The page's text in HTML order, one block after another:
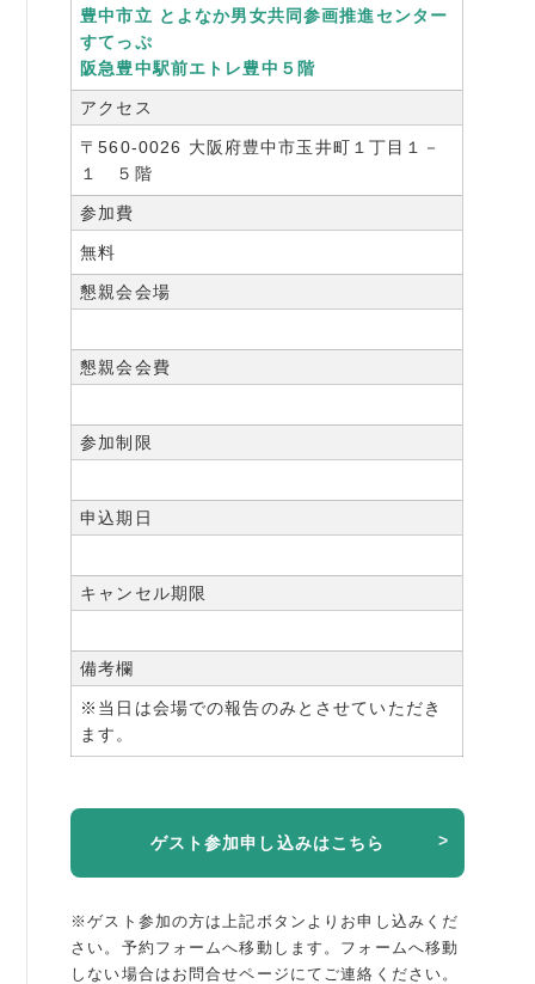
豊中市立 とよなか男女共同参画推進センター
すてっぷ
阪急豊中駅前エトレ豊中５階
アクセス
〒560-0026 大阪府豊中市玉井町１丁目１－
１ ５階
参加費
無料
懇親会会場
懇親会会費
参加制限
申込期日
キャンセル期限
備考欄
※当日は会場での報告のみとさせていただき
ます。
ゲスト参加申し込みはこちら
※ゲスト参加の方は上記ボタンよりお申し込みくだ
さい。予約フォームへ移動します。 フォームへ移動
しない場合はお問合せページにてご連絡ください。